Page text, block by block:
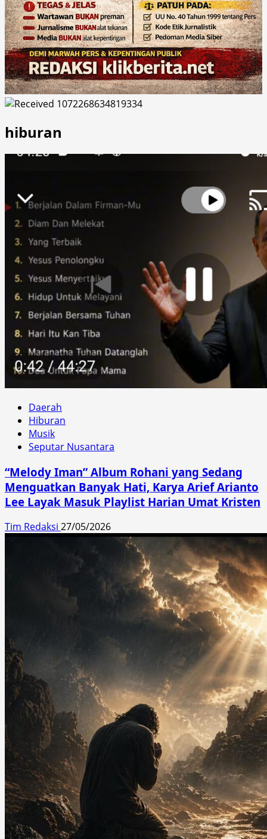
hiburan
Daerah
Hiburan
Musik
Seputar Nusantara
“Melody Iman” Album Rohani yang Sedang
Menguatkan Banyak Hati, Karya Arief Arianto
Lee Layak Masuk Playlist Harian Umat Kristen
Tim Redaksi 27/05/2026